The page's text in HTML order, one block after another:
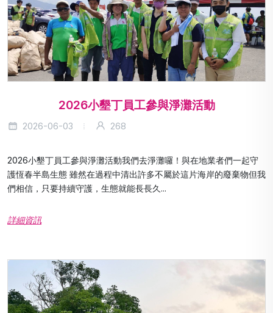
2026小墾丁員工參與淨灘活動
2026-06-03 268
2026小墾丁員工參與淨灘活動我們去淨灘囉！與在地業者們一起守
護恆春半島生態 雖然在過程中清出許多不屬於這片海岸的廢棄物但我
們相信，只要持續守護，生態就能長長久...
詳細資訊